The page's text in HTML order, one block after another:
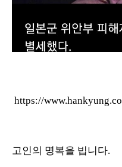
https://
고인의 명복을 빕니다.